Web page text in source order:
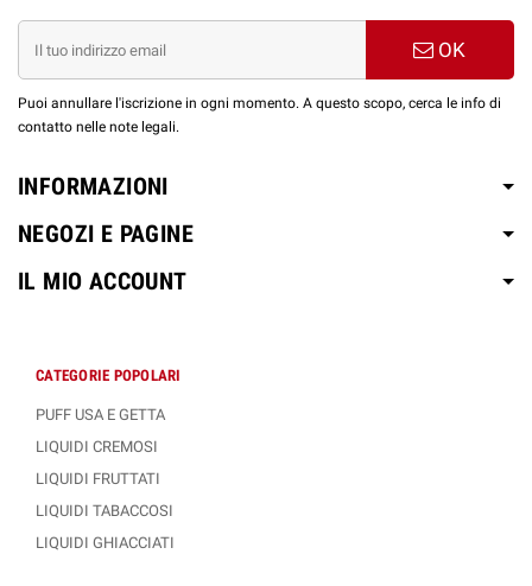
OK
Puoi annullare l'iscrizione in ogni momento. A questo scopo, cerca le info di
contatto nelle note legali.
INFORMAZIONI
NEGOZI E PAGINE
IL MIO ACCOUNT
CATEGORIE POPOLARI
PUFF USA E GETTA
LIQUIDI CREMOSI
LIQUIDI FRUTTATI
LIQUIDI TABACCOSI
LIQUIDI GHIACCIATI